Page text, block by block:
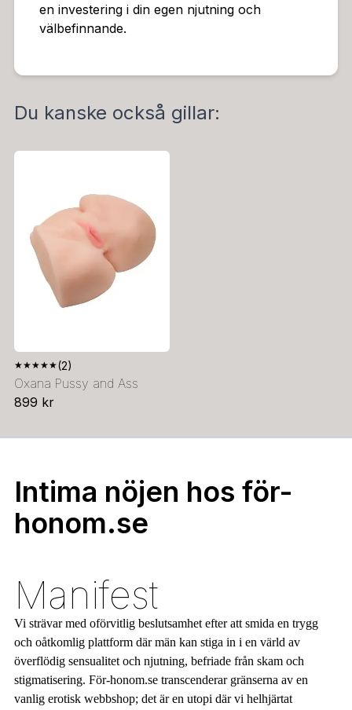
en investering i din egen njutning och
välbefinnande.
Du kanske också gillar:
★★★★★(2)
Oxana Pussy and Ass
899 kr
Intima nöjen hos för-
honom.se
Manifest
Vi strävar med oförvitlig beslutsamhet efter att smida en trygg
och oåtkomlig plattform där män kan stiga in i en värld av
överflödig sensualitet och njutning, befriade från skam och
stigmatisering. För-honom.se transcenderar gränserna av en
vanlig erotisk webbshop; det är en utopi där vi helhjärtat